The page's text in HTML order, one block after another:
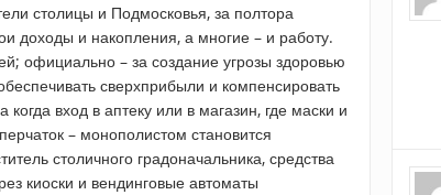
столицы и Подмосковья, за полтора
доходы и накопления, а многие – и работу.
официально – за создание угрозы здоровью
сверхприбыли и компенсировать
вход в аптеку или в магазин, где маски и
– монополистом становится
столичного градоначальника, средства
киоски и вендинговые автоматы